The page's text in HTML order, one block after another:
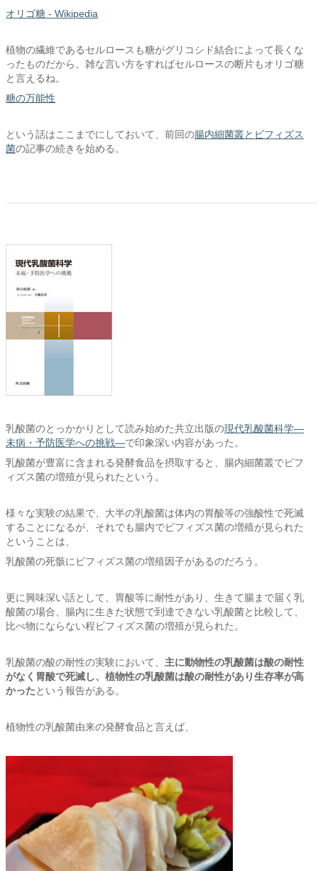
オリゴ糖 - Wikipedia
植物の繊維であるセルロースも糖がグリコシド結合によって長くな
ったものだから、雑な言い方をすればセルロースの断片もオリゴ糖
と言えるね。
糖の万能性
という話はここまでにしておいて、前回の腸内細菌叢とビフィズス
菌の記事の続きを始める。
乳酸菌のとっかかりとして読み始めた共立出版の現代乳酸菌科学―
未病・予防医学への挑戦―で印象深い内容があった。
乳酸菌が豊富に含まれる発酵食品を摂取すると、腸内細菌叢でビフ
ィズス菌の増殖が見られたという。
様々な実験の結果で、大半の乳酸菌は体内の胃酸等の強酸性で死滅
することになるが、それでも腸内でビフィズス菌の増殖が見られた
ということは、
乳酸菌の死骸にビフィズス菌の増殖因子があるのだろう。
更に興味深い話として、胃酸等に耐性があり、生きて腸まで届く乳
酸菌の場合、腸内に生きた状態で到達できない乳酸菌と比較して、
比べ物にならない程ビフィズス菌の増殖が見られた。
乳酸菌の酸の耐性の実験において、 主に動物性の乳酸菌は酸の耐性
がなく胃酸で死滅し、植物性の乳酸菌は酸の耐性があり生存率が高
かったという報告がある。
植物性の乳酸菌由来の発酵食品と言えば、